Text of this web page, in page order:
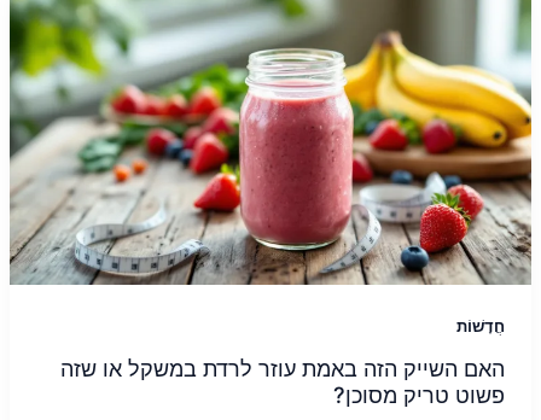
חֲדָשׁוֹת
האם השייק הזה באמת עוזר לרדת במשקל או שזה
פשוט טריק מסוכן?